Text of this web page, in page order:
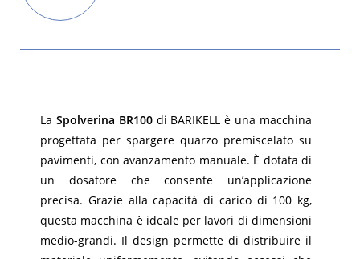
La Spolverina BR100di BARIKELL è una macchina
progettata per spargere quarzo premiscelato su
pavimenti, con avanzamento manuale. È dotata di
un dosatore che consente un’applicazione
precisa. Grazie alla capacità di carico di 100 kg,
questa macchina è ideale per lavori di dimensioni
medio-grandi. Il design permette di distribuire il